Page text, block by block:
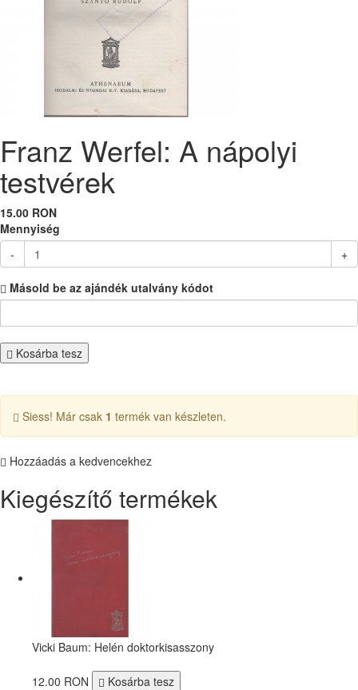
Franz Werfel: A nápolyi
testvérek
15.00 RON
Mennyiség
-
+
Másold be az ajándék utalvány kódot
Kosárba tesz
Siess! Már csak 1 termék van készleten.
Hozzáadás a kedvencekhez
Kiegészítő termékek
Vicki Baum: Helén doktorkisasszony
12.00 RON Kosárba tesz